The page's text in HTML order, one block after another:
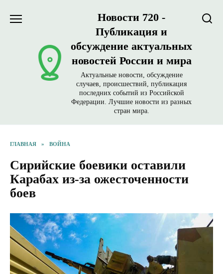
Новости 720 -
Публикация и
обсуждение актуальных
новостей России и мира
Актуальные новости, обсуждение
случаев, происшествий, публикация
последних событий из Российской
Федерации. Лучшие новости из разных
стран мира.
ГЛАВНАЯ » ВОЙНА
Сирийские боевики оставили
Карабах из-за ожесточенности
боев